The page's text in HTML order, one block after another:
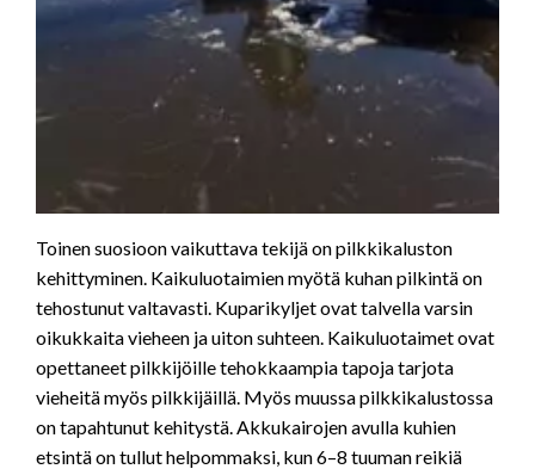
Toinen suosioon vaikuttava tekijä on pilkkikaluston
kehittyminen. Kaikuluotaimien myötä kuhan pilkintä on
tehostunut valtavasti. Kuparikyljet ovat talvella varsin
oikukkaita vieheen ja uiton suhteen. Kaikuluotaimet ovat
opettaneet pilkkijöille tehokkaampia tapoja tarjota
vieheitä myös pilkkijäillä. Myös muussa pilkkikalustossa
on tapahtunut kehitystä. Akkukairojen avulla kuhien
etsintä on tullut helpommaksi, kun 6–8 tuuman reikiä